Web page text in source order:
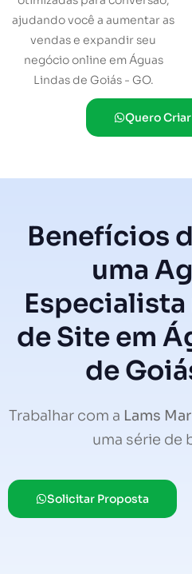
ajudando você a aumentar as
vendas e expandir seu
negócio online em Águas
Lindas de Goiás - GO.
Quero
Benefícios
uma
de Site em
de
Trabalhar com a Lams
uma série de
Solicitar Proposta